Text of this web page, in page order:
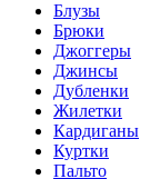
Блузы
Брюки
Джоггеры
Джинсы
Дубленки
Жилетки
Кардиганы
Куртки
Пальто